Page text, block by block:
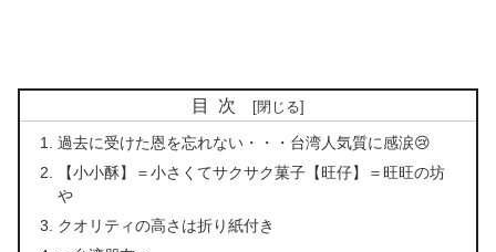
目次
過去に受けた恩を忘れない・・・台湾人気質に感涙😢
【小小酥】＝小さくてサクサク菓子【旺仔】＝旺旺の坊
や
クオリティの高さは折り紙付き